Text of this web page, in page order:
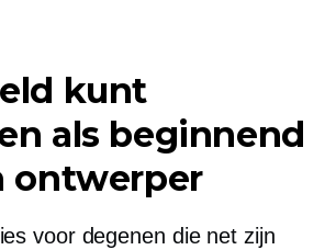
kunt
als beginnend
ontwerper
voor degenen die net zijn